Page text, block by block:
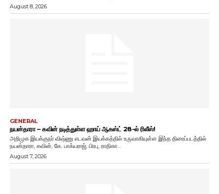
August 8, 2026
GENERAL
நயன்தாரா – கவின் நடித்துள்ள ஹாய் ஆகஸ்ட் 28-ல் ரிலீஸ்!
அறிமுக இயக்குநர் விஷ்ணு எடவன் இயக்கத்தில் உருவாகியுள்ள இந்த திரைப்படத்தில்
நயன்தாரா, கவின், கே. பாக்யராஜ், பிரபு, ராதிகா...
August 7, 2026